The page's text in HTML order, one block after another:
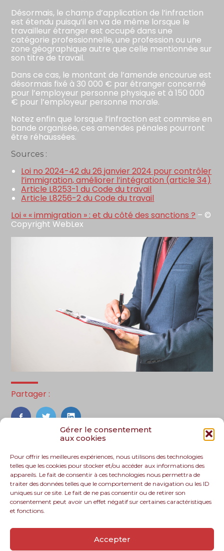
Gérer le consentement
aux cookies
Pour offrir les meilleures expériences, nous utilisons des technologies
telles que les cookies pour stocker et/ou accéder aux informations des
appareils. Le fait de consentir à ces technologies nous permettra de
traiter des données telles que le comportement de navigation ou les ID
uniques sur ce site. Le fait de ne pas consentir ou de retirer son
consentement peut avoir un effet négatif sur certaines caractéristiques
et fonctions.
Accepter
Désormais, le champ d’application de l’infraction
est étendu puisqu’il en va de même lorsque le
travailleur étranger est occupé dans une
catégorie professionnelle, une profession ou une
zone géographique autre que celle mentionnée sur
son titre de travail.
Dans ce cas, le montant de l’amende encourue est
désormais fixé à 30 000 € par étranger concerné
pour l’employeur personne physique et à 150 000
€ pour l’employeur personne morale.
Notez enfin que lorsque l’infraction est commise en
bande organisée, ces amendes pénales pourront
être réhaussées.
Sources :
Loi no 2024-42 du 26 janvier 2024 pour contrôler
l’immigration, améliorer l’intégration (article 34)
Article L8253-1 du Code du travail
Article L8256-2 du Code du travail
Loi « « immigration » : et du côté des sanctions ? – ©
Copyright WebLex
Partager :
FaceBook
TwitterLinkedIn
Footer